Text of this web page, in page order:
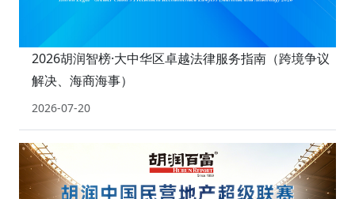
2026胡润智榜·大中华区卓越法律服务指南（跨境争议
解决、海商海事）
2026-07-20